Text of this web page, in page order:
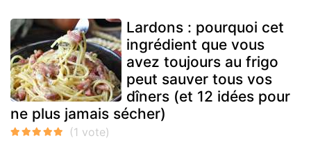
Lardons : pourquoi cet
ingrédient que vous
avez toujours au frigo
peut sauver tous vos
dîners (et 12 idées pour
ne plus jamais sécher)